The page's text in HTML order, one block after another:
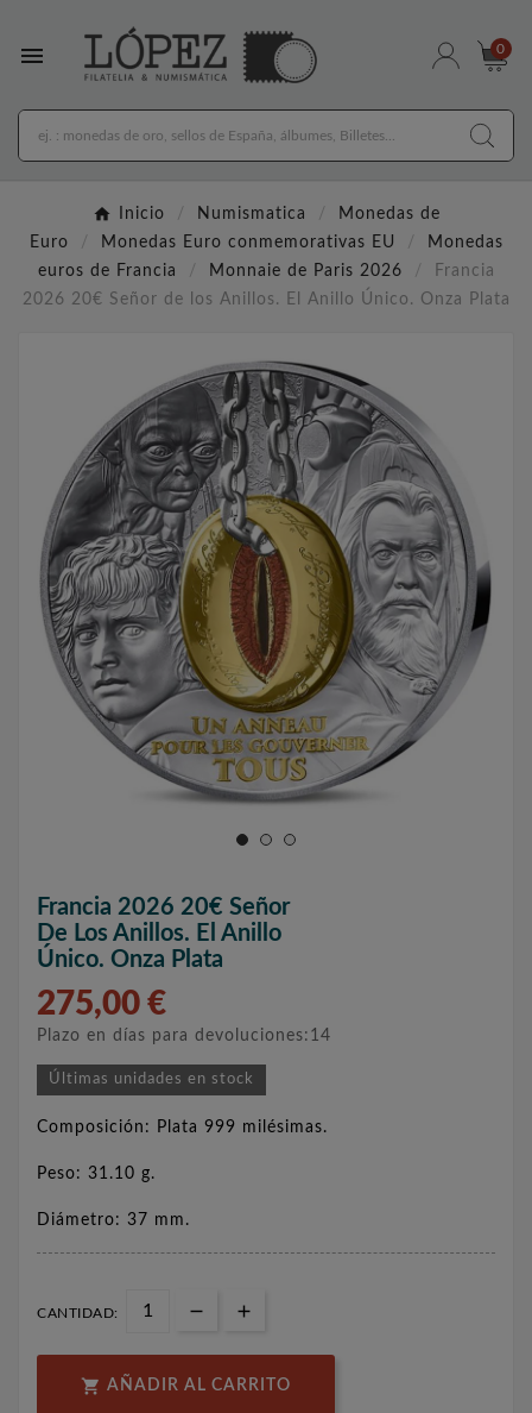
 0
Inicio Numismatica
Monedas de
Euro
Monedas Euro conmemorativas EU
Monedas
euros de Francia
Monnaie de Paris 2026
Francia
2026 20€ Señor de los Anillos. El Anillo Único. Onza Plata
Francia 2026 20€ Señor
De Los Anillos. El Anillo
Único. Onza Plata
275,00 €
Plazo en días para devoluciones:14
Últimas unidades en stock
Composición: Plata 999 milésimas.
Peso: 31.10 g.
Diámetro: 37 mm.
CANTIDAD:
 AÑADIR AL CARRITO